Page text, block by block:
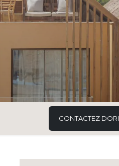
CONTACTEZ